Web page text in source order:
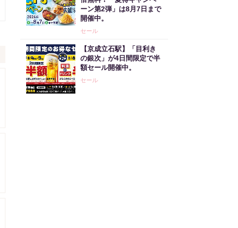
ーン第2弾」は8月7日まで
開催中。
セール
【京成立石駅】「目利き
の銀次」が4日間限定で半
額セール開催中。
セール